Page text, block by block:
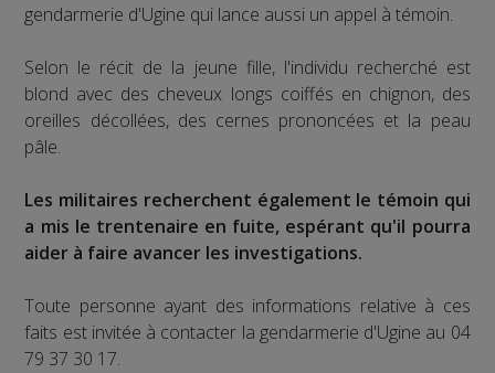
gendarmerie d'Ugine qui lance aussi un appel à témoin.
Selon le récit de la jeune fille, l'individu recherché est
blond avec des cheveux longs coiffés en chignon, des
oreilles décollées, des cernes prononcées et la peau
pâle.
Les militaires recherchent également le témoin qui
a mis le trentenaire en fuite, espérant qu'il pourra
aider à faire avancer les investigations.
Toute personne ayant des informations relative à ces
faits est invitée à contacter la gendarmerie d'Ugine au 04
79 37 30 17.